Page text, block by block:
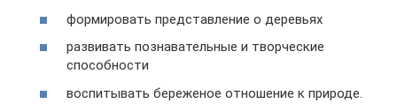
формировать представление о деревьях
развивать познавательные и творческие
способности
воспитывать береженое отношение к природе.